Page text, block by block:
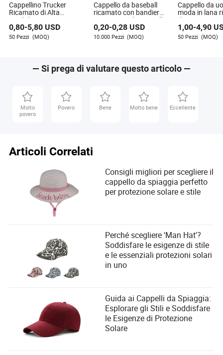
Cappellino Trucker
Ricamato di Alta
Qualità 5 Logo
Personalizzato Moda
Rete Posteriore Cotone
Cappellino Trucker per
0,80-5,80 USD
50 Pezzi (MOQ)
Cappello da baseball
ricamato con bandiera
internazionale, cappello
personalizzato per
eventi pubblicitari,
cappello casual
0,20-0,28USD
10.000 Pezzi (MOQ)
Cappello da
moda in lana
di cotone 3D
piatta e rete
1,00-4,90
50 Pezzi (MOQ)
— Si prega di valutare questo articolo —
Molto
povero
Povero Bene Molto bene Eccellente
Articoli Correlati
Consigli migliori per scegliere il
cappello da spiaggia perfetto
per protezione solare e stile
Perché scegliere 'Man Hat'?
Soddisfare le esigenze di stile
e le essenziali protezioni solari
in uno
Guida ai Cappelli da Spiaggia:
Esplorare gli Stili e Soddisfare
le Esigenze di Protezione
Solare